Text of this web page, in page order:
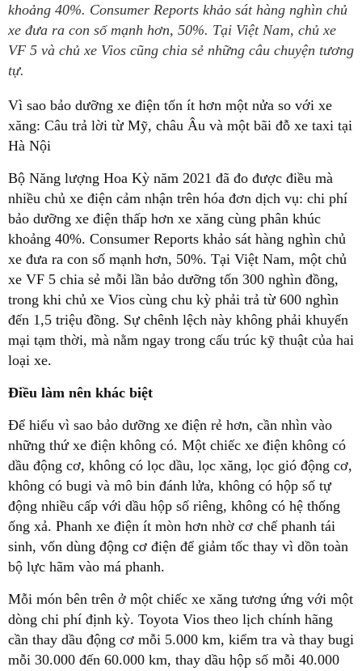
khoảng 40%. Consumer Reports khảo sát hàng nghìn chủ
xe đưa ra con số mạnh hơn, 50%. Tại Việt Nam, chủ xe
VF 5 và chủ xe Vios cũng chia sẻ những câu chuyện tương
tự.
Vì sao bảo dưỡng xe điện tốn ít hơn một nửa so với xe
xăng: Câu trả lời từ Mỹ, châu Âu và một bãi đỗ xe taxi tại
Hà Nội
Bộ Năng lượng Hoa Kỳ năm 2021 đã đo được điều mà
nhiều chủ xe điện cảm nhận trên hóa đơn dịch vụ: chi phí
bảo dưỡng xe điện thấp hơn xe xăng cùng phân khúc
khoảng 40%. Consumer Reports khảo sát hàng nghìn chủ
xe đưa ra con số mạnh hơn, 50%. Tại Việt Nam, một chủ
xe VF 5 chia sẻ mỗi lần bảo dưỡng tốn 300 nghìn đồng,
trong khi chủ xe Vios cùng chu kỳ phải trả từ 600 nghìn
đến 1,5 triệu đồng. Sự chênh lệch này không phải khuyến
mại tạm thời, mà nằm ngay trong cấu trúc kỹ thuật của hai
loại xe.
Điều làm nên khác biệt
Để hiểu vì sao bảo dưỡng xe điện rẻ hơn, cần nhìn vào
những thứ xe điện không có. Một chiếc xe điện không có
dầu động cơ, không có lọc dầu, lọc xăng, lọc gió động cơ,
không có bugi và mô bin đánh lửa, không có hộp số tự
động nhiều cấp với dầu hộp số riêng, không có hệ thống
ống xả. Phanh xe điện ít mòn hơn nhờ cơ chế phanh tái
sinh, vốn dùng động cơ điện để giảm tốc thay vì dồn toàn
bộ lực hãm vào má phanh.
Mỗi món bên trên ở một chiếc xe xăng tương ứng với một
dòng chi phí định kỳ. Toyota Vios theo lịch chính hãng
cần thay dầu động cơ mỗi 5.000 km, kiểm tra và thay bugi
mỗi 30.000 đến 60.000 km, thay dầu hộp số mỗi 40.000